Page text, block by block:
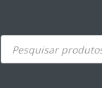
Products
search